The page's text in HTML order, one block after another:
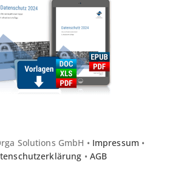
Solutions GmbH • Impressum •
• AGB